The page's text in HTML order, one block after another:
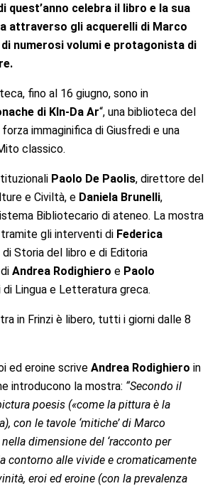
quest’anno celebra il libro e la sua
attraverso gli acquerelli di Marco
numerosi volumi e protagonista di
fino al 16 giugno, sono in
di Kln-Da Ar“, una biblioteca del
immaginifica di Giusfredi e una
classico.
Paolo De Paolis, direttore del
e Civiltà, e Daniela Brunelli,
Bibliotecario di ateneo. La mostra
gli interventi di Federica
Storia del libro e di Editoria
Andrea Rodighiero e Paolo
Lingua e Letteratura greca.
in Frinzi è libero, tutti i giorni dalle 8
ed eroine scrive Andrea Rodighiero in
introducono la mostra: “Secondo il
poesis («come la pittura è la
con le tavole ‘mitiche’ di Marco
dimensione del ‘racconto per
contorno alle vivide e cromaticamente
eroi ed eroine (con la prevalenza